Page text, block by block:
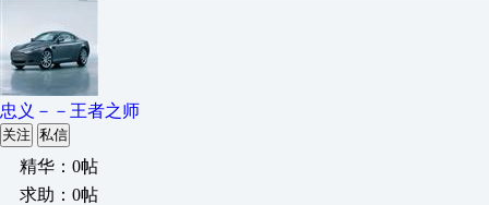
忠义－－王者之师
关注 私信
精华：0帖
求助：0帖